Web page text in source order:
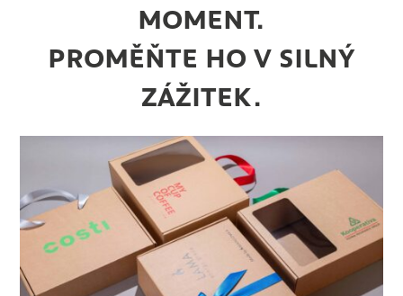
MOMENT.
PROMĚŇTE HO V SILNÝ
ZÁŽITEK.